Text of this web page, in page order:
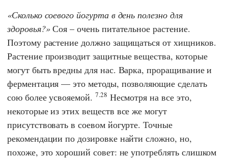
Сколько соевого йогурта в день полезно для
здоровья? Соя – очень питательное растение.
Поэтому растение должно защищаться от хищников.
Растение производит защитные вещества, которые
могут быть вредны для нас. Варка, проращивание и
ферментация — это методы, позволяющие сделать
сою более усвояемой. 7.28 Несмотря на все это,
некоторые из этих веществ все же могут
присутствовать в соевом йогурте. Точные
рекомендации по дозировке найти сложно, но,
похоже, это хороший совет: не употреблять слишком